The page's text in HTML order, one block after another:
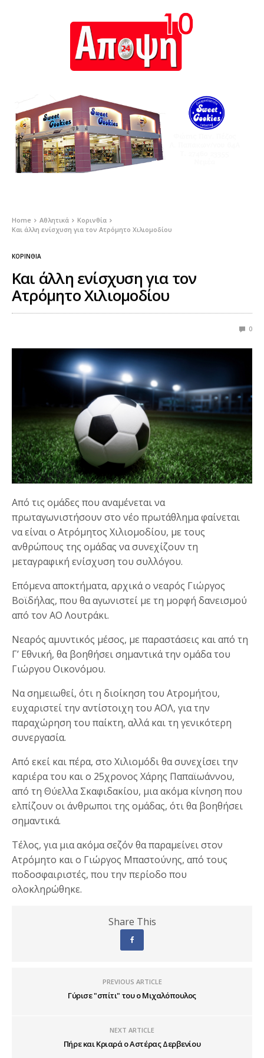
Home Αθλητικά
Κορινθία
Και άλλη ενίσχυση για τον Ατρόμητο Χιλιομοδίου
ΚΟΡΙΝΘΊΑ
Και άλλη ενίσχυση για τον
Ατρόμητο Χιλιομοδίου
0
Από τις ομάδες που αναμένεται να
πρωταγωνιστήσουν στο νέο πρωτάθλημα φαίνεται
να είναι ο Ατρόμητος Χιλιομοδίου, με τους
ανθρώπους της ομάδας να συνεχίζουν τη
μεταγραφική ενίσχυση του συλλόγου.
Επόμενα αποκτήματα, αρχικά ο νεαρός Γιώργος
Βοϊδήλας, που θα αγωνιστεί με τη μορφή δανεισμού
από τον ΑΟ Λουτράκι.
Νεαρός αμυντικός μέσος, με παραστάσεις και από τη
Γ’ Εθνική, θα βοηθήσει σημαντικά την ομάδα του
Γιώργου Οικονόμου.
Να σημειωθεί, ότι η διοίκηση του Ατρομήτου,
ευχαριστεί την αντίστοιχη του ΑΟΛ, για την
παραχώρηση του παίκτη, αλλά και τη γενικότερη
συνεργασία.
Από εκεί και πέρα, στο Χιλιομόδι θα συνεχίσει την
καριέρα του και ο 25χρονος Χάρης Παπαϊωάννου,
από τη Θύελλα Σκαφιδακίου, μια ακόμα κίνηση που
ελπίζουν οι άνθρωποι της ομάδας, ότι θα βοηθήσει
σημαντικά.
Τέλος, για μια ακόμα σεζόν θα παραμείνει στον
Ατρόμητο και ο Γιώργος Μπαστούνης, από τους
ποδοσφαιριστές, που την περίοδο που
ολοκληρώθηκε.
Share This
PREVIOUS ARTICLE
Γύρισε "σπίτι" του ο Μιχαλόπουλος
NEXT ARTICLE
Πήρε και Κριαρά ο Αστέρας Δερβενίου